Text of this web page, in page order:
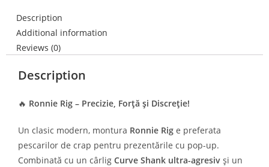
Description
Additional information
Reviews (0)
Description
🔥 Ronnie Rig – Precizie, Forță și Discreție!
Un clasic modern, montura Ronnie Rig e preferata
pescarilor de crap pentru prezentările cu pop-up.
Combinată cu un cârlig Curve Shank ultra-agresiv și un